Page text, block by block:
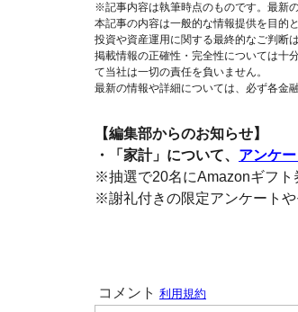
※記事内容は執筆時点のものです。最新
本記事の内容は一般的な情報提供を目的
投資や資産運用に関する最終的なご判断
掲載情報の正確性・完全性については十
て当社は一切の責任を負いません。
最新の情報や詳細については、必ず各金
【編集部からのお知らせ】
・「家計」について、 アンケ
※抽選で20名にAmazonギフト
※謝礼付きの限定アンケート